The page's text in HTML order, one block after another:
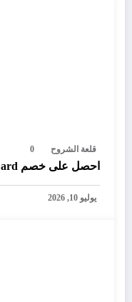
قلعة الشروح 0
احصل على خصم RedotPay Card كوبونات حصرية
يوليو 10, 2026